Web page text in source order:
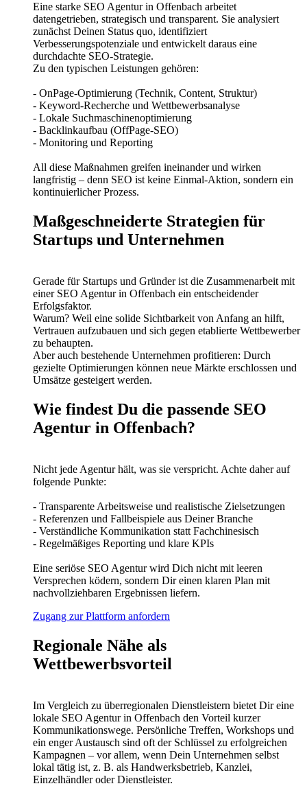
Eine starke SEO Agentur in Offenbach arbeitet
datengetrieben, strategisch und transparent. Sie analysiert
zunächst Deinen Status quo, identifiziert
Verbesserungspotenziale und entwickelt daraus eine
durchdachte SEO-Strategie.
Zu den typischen Leistungen gehören:
- OnPage-Optimierung (Technik, Content, Struktur)
- Keyword-Recherche und Wettbewerbsanalyse
- Lokale Suchmaschinenoptimierung
- Backlinkaufbau (OffPage-SEO)
- Monitoring und Reporting
All diese Maßnahmen greifen ineinander und wirken
langfristig – denn SEO ist keine Einmal-Aktion, sondern ein
kontinuierlicher Prozess.
Maßgeschneiderte Strategien für
Startups und Unternehmen
Gerade für Startups und Gründer ist die Zusammenarbeit mit
einer SEO Agentur in Offenbach ein entscheidender
Erfolgsfaktor.
Warum? Weil eine solide Sichtbarkeit von Anfang an hilft,
Vertrauen aufzubauen und sich gegen etablierte Wettbewerber
zu behaupten.
Aber auch bestehende Unternehmen profitieren: Durch
gezielte Optimierungen können neue Märkte erschlossen und
Umsätze gesteigert werden.
Wie findest Du die passende SEO
Agentur in Offenbach?
Nicht jede Agentur hält, was sie verspricht. Achte daher auf
folgende Punkte:
- Transparente Arbeitsweise und realistische Zielsetzungen
- Referenzen und Fallbeispiele aus Deiner Branche
- Verständliche Kommunikation statt Fachchinesisch
- Regelmäßiges Reporting und klare KPIs
Eine seriöse SEO Agentur wird Dich nicht mit leeren
Versprechen ködern, sondern Dir einen klaren Plan mit
nachvollziehbaren Ergebnissen liefern.
Zugang zur Plattform anfordern
Regionale Nähe als
Wettbewerbsvorteil
Im Vergleich zu überregionalen Dienstleistern bietet Dir eine
lokale SEO Agentur in Offenbach den Vorteil kurzer
Kommunikationswege. Persönliche Treffen, Workshops und
ein enger Austausch sind oft der Schlüssel zu erfolgreichen
Kampagnen – vor allem, wenn Dein Unternehmen selbst
lokal tätig ist, z. B. als Handwerksbetrieb, Kanzlei,
Einzelhändler oder Dienstleister.